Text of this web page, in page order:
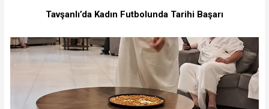
Tavşanlı’da Kadın Futbolunda Tarihi Başarı